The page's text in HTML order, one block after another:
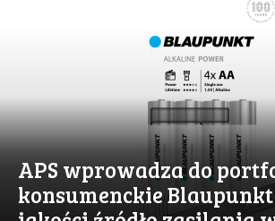
APS wprowadza do
konsumenckie